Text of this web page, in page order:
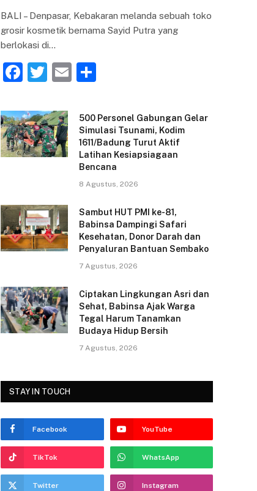
BALI – Denpasar, Kebakaran melanda sebuah toko
grosir kosmetik bernama Sayid Putra yang
berlokasi di…
F
c
e
b
k
T
itt
er
E
ai ar
e
500 Personel Gabungan Gelar
Simulasi Tsunami, Kodim
1611/Badung Turut Aktif
Latihan Kesiapsiagaan
Bencana
8 Agustus, 2026
Sambut HUT PMI ke-81,
Babinsa Dampingi Safari
Kesehatan, Donor Darah dan
Penyaluran Bantuan Sembako
7 Agustus, 2026
Ciptakan Lingkungan Asri dan
Sehat, Babinsa Ajak Warga
Tegal Harum Tanamkan
Budaya Hidup Bersih
7 Agustus, 2026
STAY IN TOUCH
Facebook YouTube
TikTok WhatsApp
Twitter Instagram